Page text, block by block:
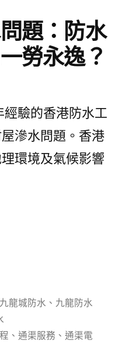
題：防水
勞永逸？
驗的香港防水工
滲水問題。香港
環境及氣候影響
九龍城防水 、 九龍防水
、 通渠服務 、 通渠電